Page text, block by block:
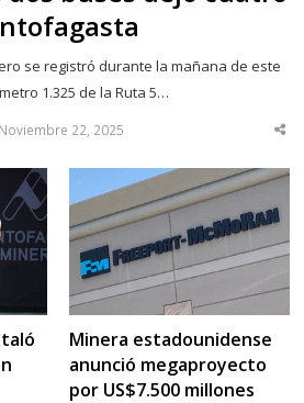
se registró durante la mañana de este
1.325 de la Ruta 5…
22, 2025
Minera estadounidense
anunció megaproyecto
por US$7.500 millones